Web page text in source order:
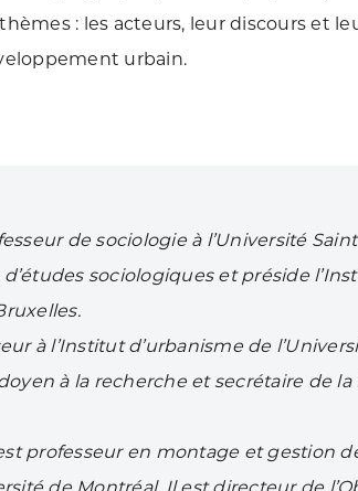
: les acteurs, leur discours et
urbain.
de sociologie à l’Université
sociologiques et préside
à l’Institut d’urbanisme de
à la recherche et secrétaire de la
professeur en montage et gestion